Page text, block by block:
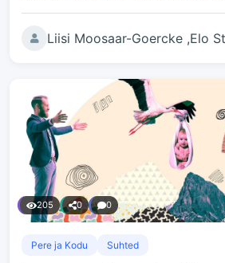
Liisi Moosaar-Goercke ,Elo
205 0 0
Pere ja Kodu Suhted